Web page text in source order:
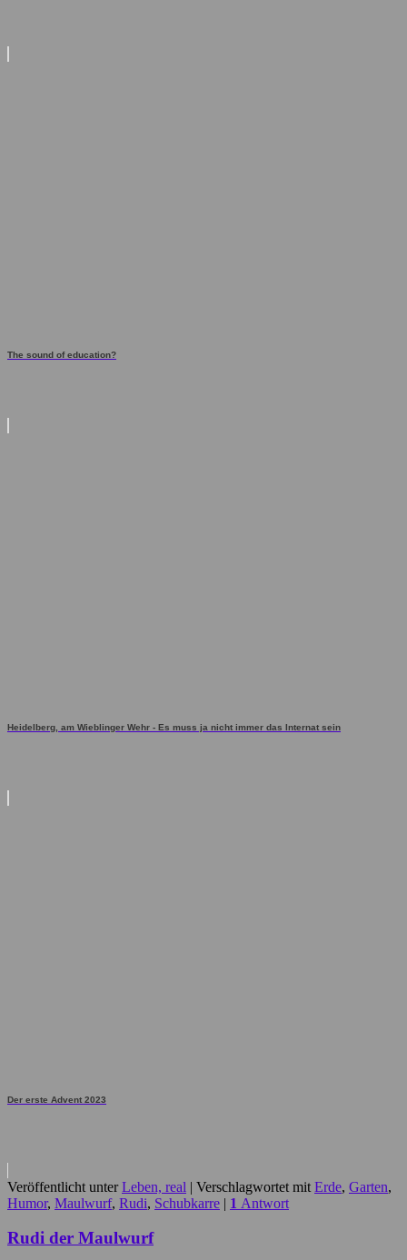
The sound of education?
Heidelberg, am Wieblinger Wehr - Es muss ja nicht immer das Internat sein
Der erste Advent 2023
Veröffentlicht unter Leben, real | Verschlagwortet mit Erde, Garten,
Humor, Maulwurf, Rudi, Schubkarre | 1 Antwort
Rudi der Maulwurf